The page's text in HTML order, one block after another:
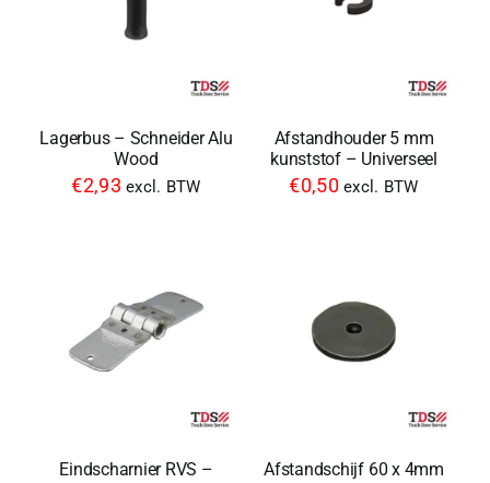
Lagerbus – Schneider Alu
Wood
€2,93 excl. BTW
Afstandhouder 5 mm
kunststof – Universeel
€0,50 excl. BTW
Eindscharnier RVS –
Afstandschijf 60 x 4mm